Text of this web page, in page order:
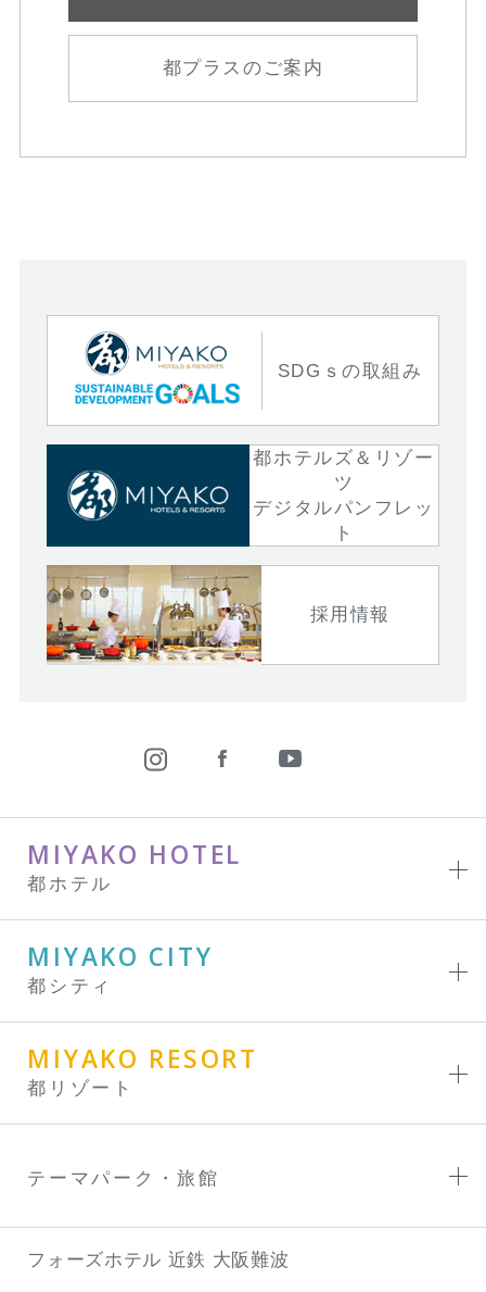
都プラスのご案内
SDGｓの取組み
都ホテルズ＆リゾー
ツ
デジタルパンフレッ
ト
採用情報
MIYAKO HOTEL
都ホテル
MIYAKO CITY
都シティ
MIYAKO RESORT
都リゾート
テーマパーク・旅館
フォーズホテル 近鉄 大阪難波